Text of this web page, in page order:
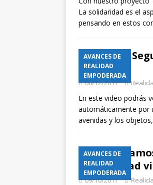
La solidaridad es el
pensando en estos
AVANCES DE
REALIDAD
EMPODERADA
sistema
06/12/2017
En este video podrás
automáticamente por
avenidas y los objetos,
AVANCES DE
REALIDAD
EMPODERADA
en la ciudad
09/10/2017